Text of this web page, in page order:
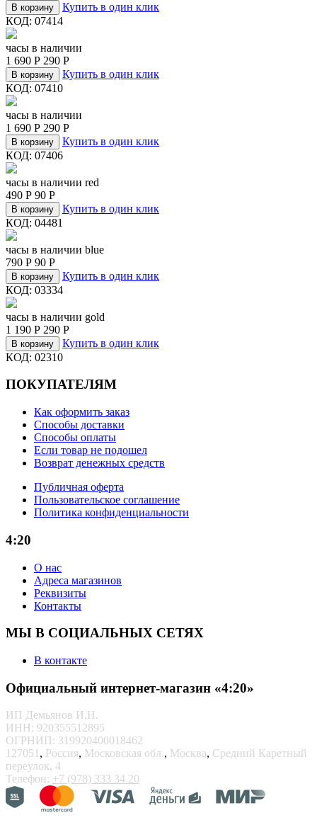
В корзину
Купить в один клик
КОД: 07414
часы в наличии
1 690 Р 290 Р
В корзину
Купить в один клик
КОД: 07410
часы в наличии
1 690 Р 290 Р
В корзину
Купить в один клик
КОД: 07406
часы в наличии red
490 Р 90 Р
В корзину
Купить в один клик
КОД: 04481
часы в наличии blue
790 Р 90 Р
В корзину
Купить в один клик
КОД: 03334
часы в наличии gold
1 190 Р 290 Р
В корзину
Купить в один клик
КОД: 02310
ПОКУПАТЕЛЯМ
Как оформить заказ
Способы доставки
Способы оплаты
Если товар не подошел
Возврат денежных средств
Публичная оферта
Пользовательское соглашение
Политика конфиденциальности
4:20
О нас
Адреса магазинов
Реквизиты
Контакты
МЫ В СОЦИАЛЬНЫХ СЕТЯХ
В контакте
Официальный интернет-магазин «4:20»
ИП Демьянов И.Н.
ИНН: 920355512895
ОГРНИП: 319920400018462
127051 , Россия, Московская обл., Москва, Средний Каретный
переулок, 4
Телефон: +7 (978) 333 34 20